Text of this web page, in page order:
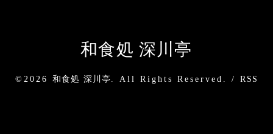
和食処 深川亭
©2026 和食処 深川亭. All Rights Reserved. /RSS